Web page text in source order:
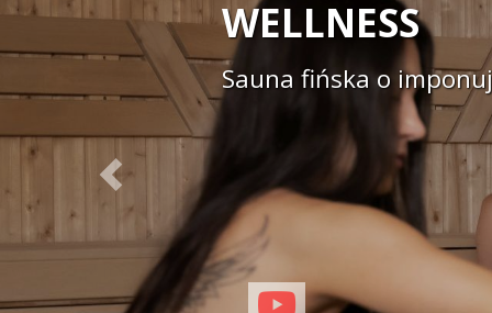
WELLNESS
Sauna fińska o
WELLNESS
Sauna parowa z
Previous